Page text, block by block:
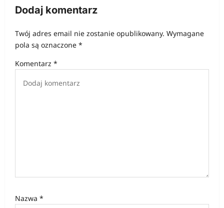
c
a
w
p
Dodaj komentarz
Twój adres email nie zostanie opublikowany. Wymagane
pola są oznaczone *
Komentarz *
Nazwa *